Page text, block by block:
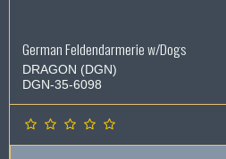
German Feldendarmerie w/Dogs
DRAGON (DGN)
DGN-35-6098